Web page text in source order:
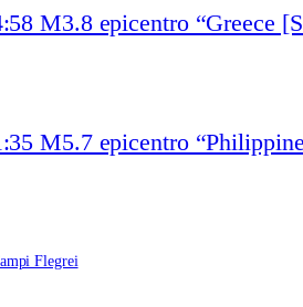
M3.8 epicentro “Greece
M5.7 epicentro
Flegrei